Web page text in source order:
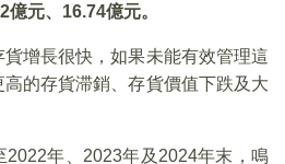
億元、16.74億元。
增長很快，如果未能有效管理這
的存貨滞銷、存貨價值下跌及大
2022年、2023年及2024年末，鳴